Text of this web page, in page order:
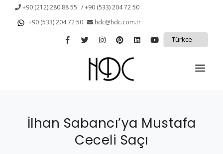
+90 (212) 280 88 55 / +90 (533) 204 72 50
+90 (533) 204 72 50
hdc@hdc.com.tr
KURUMSAL
KAMPANYALAR
İlhan Sabancı’ya Mustafa
Ceceli Saçı